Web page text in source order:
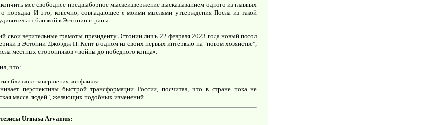
мое свободное предвыборное мыслеизвержение высказыванием одного из главных
порядка. И это, конечно, совпадающее с моими мыслями утверждения Посла из такой
близкой к Эстонии страны.
свои верительные грамоты президенту Эстонии лишь 22 февраля 2023 года новый посол
в Эстонии Джордж П. Кент в одном из своих первых интервью на "новом хозяйстве",
местных сторонников «войны до победного конца».
что:
близкого завершения конфликта.
перспективы быстрой трансформации России, посчитав, что в стране пока не
масса людей", желающих подобных изменений.
Urmasa Arvamus: